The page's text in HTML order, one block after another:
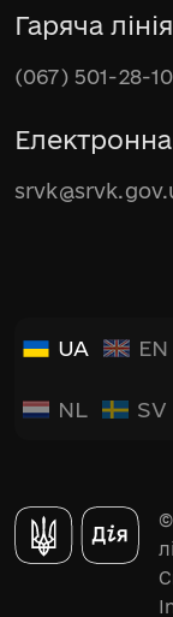
Гаряча лінія
(067) 501-28-10
UA EN
NL SV